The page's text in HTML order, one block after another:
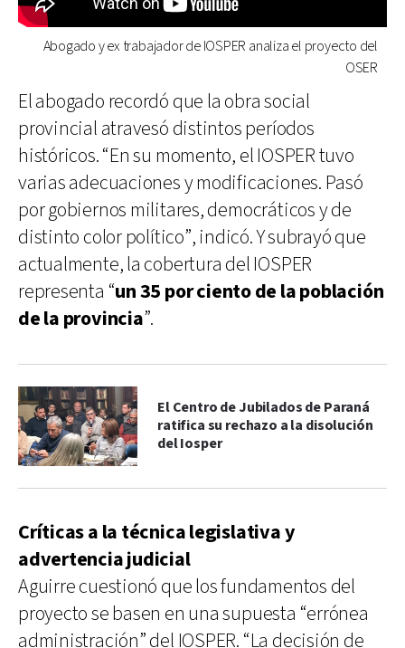
Abogado y ex trabajador de IOSPER analiza el proyecto del
OSER
El abogado recordó que la obra social
provincial atravesó distintos períodos
históricos. “En su momento, el IOSPER tuvo
varias adecuaciones y modificaciones. Pasó
por gobiernos militares, democráticos y de
distinto color político”, indicó. Y subrayó que
actualmente, la cobertura del IOSPER
representa “un 35 por ciento de la población
de la provincia”.
El Centro de Jubilados de Paraná
ratifica su rechazo a la disolución
del Iosper
Críticas a la técnica legislativa y
advertencia judicial
Aguirre cuestionó que los fundamentos del
proyecto se basen en una supuesta “errónea
administración” del IOSPER. “La decisión de